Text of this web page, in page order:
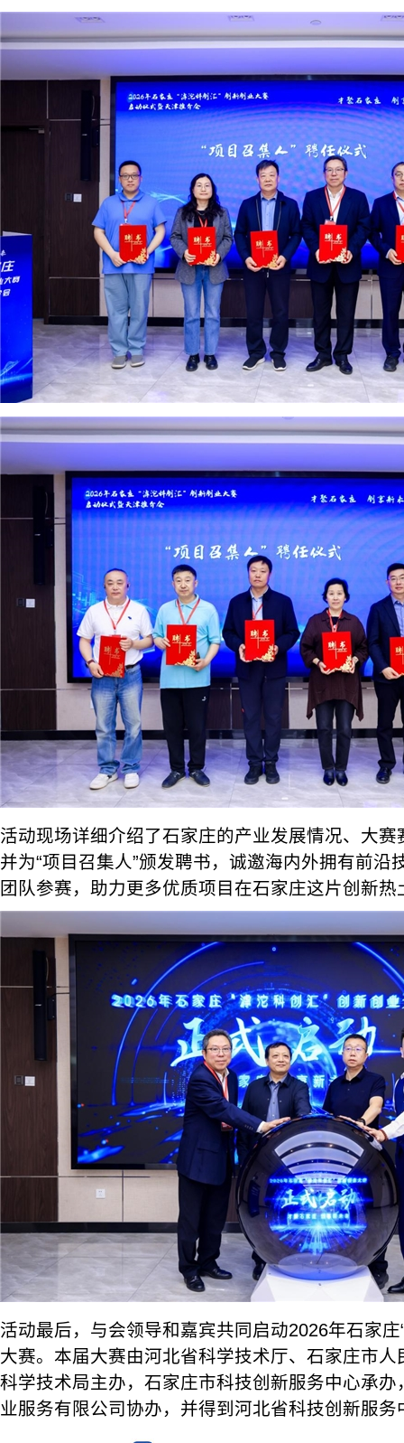
活动现场详细介绍了石家庄的产业发展情况、大
并为“项目召集人”颁发聘书，诚邀海内外拥有前沿
团队参赛，助力更多优质项目在石家庄这片创新热
活动最后，与会领导和嘉宾共同启动2026年石家庄
大赛。本届大赛由河北省科学技术厅、石家庄市
科学技术局主办，石家庄市科技创新服务中心承
业服务有限公司协办，并得到河北省科技创新服务